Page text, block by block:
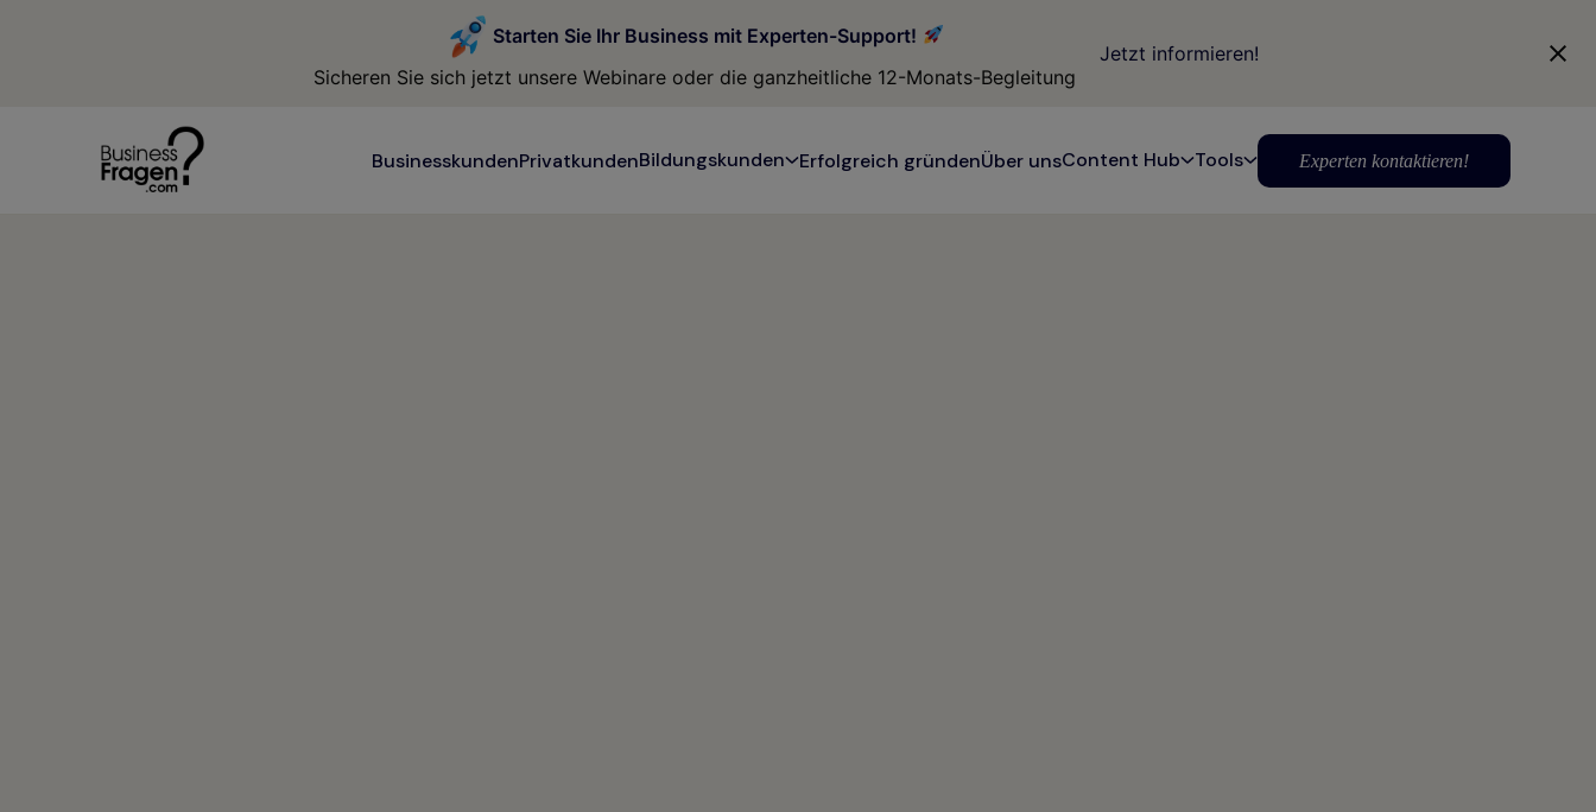
Starten Sie Ihr Business mit Experten-Support!
Sicheren Sie sich jetzt unsere Webinare oder die ganzheitliche 12-Monats-Begleitung
Jetzt informieren!
BusinesskundenPrivatkundenBildungskunden Erfolgreich gründenÜber unsContent Hub Tools Experten kontaktieren!